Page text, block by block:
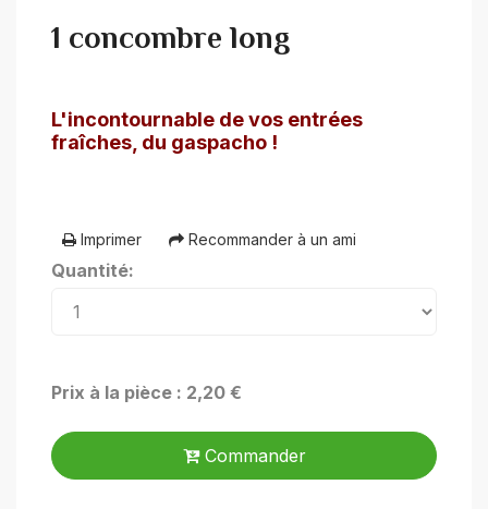
1 concombre long
L'incontournable de vos entrées
fraîches, du gaspacho !
Imprimer Recommander à un ami
Quantité:
Prix à la pièce : 2,20 €
Commander